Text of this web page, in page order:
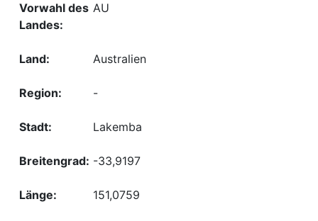
AU
Australien
-
Lakemba
-33,9197
151,0759